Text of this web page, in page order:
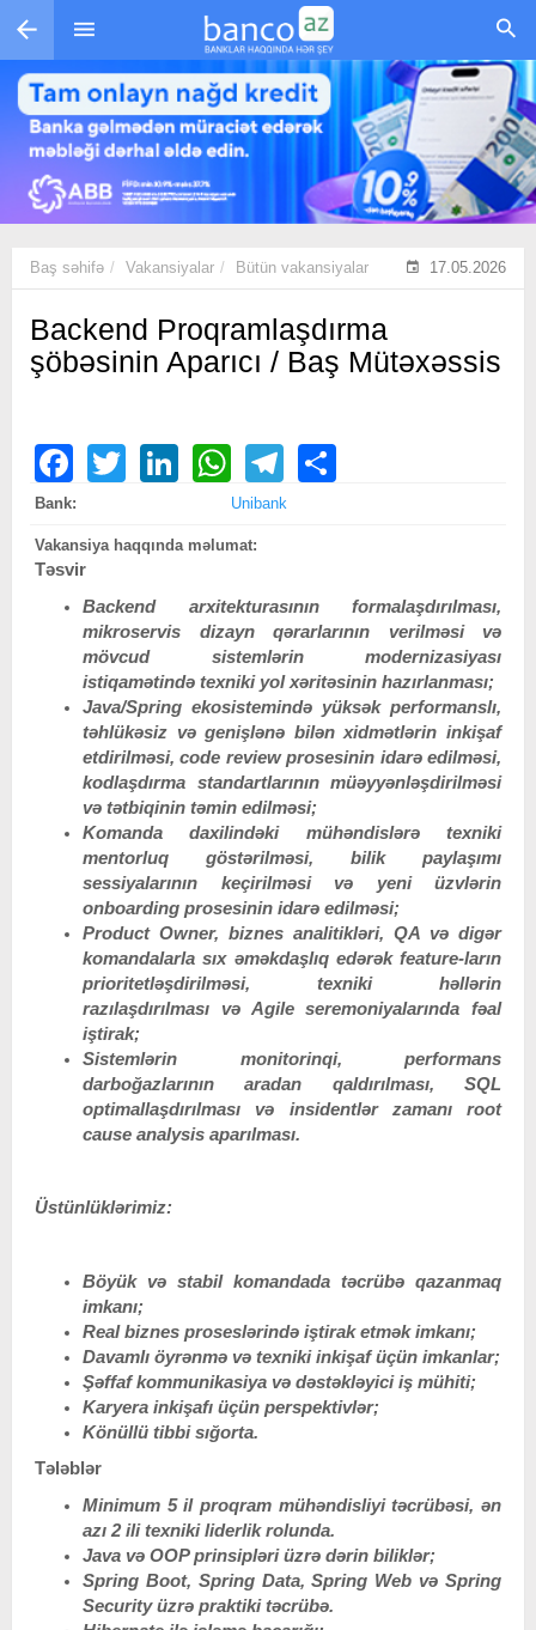
Skip to main content
Baş səhifə Vakansiyalar Bütün vakansiyalar 17.05.2026
Backend Proqramlaşdırma
şöbəsinin Aparıcı / Baş Mütəxəssis
FacebookTwitter LinkedIn WhatsAppTelegram
Bank: Unibank
Vakansiya haqqında məlumat:
Təsvir
Backend arxitekturasının formalaşdırılması,
mikroservis dizayn qərarlarının verilməsi və
mövcud sistemlərin modernizasiyası
istiqamətində texniki yol xəritəsinin hazırlanması;
Java/Spring ekosistemində yüksək performanslı,
təhlükəsiz və genişlənə bilən xidmətlərin inkişaf
etdirilməsi, code review prosesinin idarə edilməsi,
kodlaşdırma standartlarının müəyyənləşdirilməsi
və tətbiqinin təmin edilməsi;
Komanda daxilindəki mühəndislərə texniki
mentorluq göstərilməsi, bilik paylaşımı
sessiyalarının keçirilməsi və yeni üzvlərin
onboarding prosesinin idarə edilməsi;
Product Owner, biznes analitikləri, QA və digər
komandalarla sıx əməkdaşlıq edərək feature-ların
prioritetləşdirilməsi, texniki həllərin
razılaşdırılması və Agile seremoniyalarında fəal
iştirak;
Sistemlərin monitorinqi, performans
darboğazlarının aradan qaldırılması, SQL
optimallaşdırılması və insidentlər zamanı root
cause analysis aparılması.
Üstünlüklərimiz:
Böyük və stabil komandada təcrübə qazanmaq
imkanı;
Real biznes proseslərində iştirak etmək imkanı;
Davamlı öyrənmə və texniki inkişaf üçün imkanlar;
Şəffaf kommunikasiya və dəstəkləyici iş mühiti;
Karyera inkişafı üçün perspektivlər;
Könüllü tibbi sığorta.
Tələblər
Minimum 5 il proqram mühəndisliyi təcrübəsi, ən
azı 2 ili texniki liderlik rolunda.
Java və OOP prinsipləri üzrə dərin biliklər;
Spring Boot, Spring Data, Spring Web və Spring
Security üzrə praktiki təcrübə.